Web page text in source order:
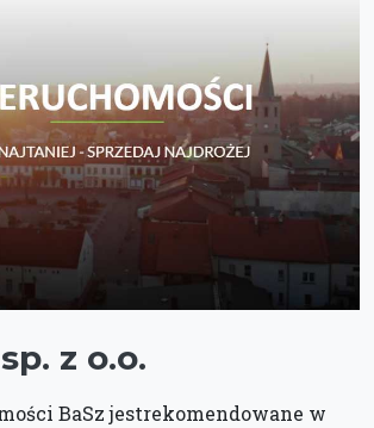
z o.o.
BaSz jestrekomendowane w